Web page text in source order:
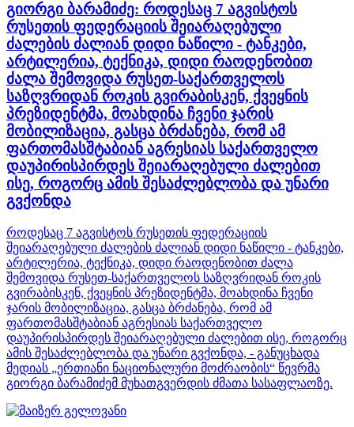
გიორგი ბარამიძე: როდესაც 7 აგვისტოს
რუსეთის ფედერაციის შეიარაღებული
ძალების ძალიან დიდი ნაწილი - ტანკები,
არტილერია, ტექნიკა, დიდი რაოდენობით
ძალა შემოვიდა რუსეთ-საქართველოს
საზღვრიდან როკის გვირაბისკენ, ქვეყნის
პრეზიდენტმა, მოახდინა ჩვენი ჯარის
მობილიზაცია, გასცა ბრძანება, რომ ამ
ფართომასშტაბიან აგრესიას საქართველო
დაუპირისპირდეს შეიარაღებული ძალებით
ისე, როგორც ამის შესაძლებლობა და უნარი
გვქონდა
როდესაც 7 აგვისტოს რუსეთის ფედერაციის
შეიარაღებული ძალების ძალიან დიდი ნაწილი - ტანკები,
არტილერია, ტექნიკა, დიდი რაოდენობით ძალა
შემოვიდა რუსეთ-საქართველოს საზღვრიდან როკის
გვირაბისკენ, ქვეყნის პრეზიდენტმა, მოახდინა ჩვენი
ჯარის მობილიზაცია, გასცა ბრძანება, რომ ამ
ფართომასშტაბიან აგრესიას საქართველო
დაუპირისპირდეს შეიარაღებული ძალებით ისე, როგორც
ამის შესაძლებლობა და უნარი გვქონდა, - განუცხადა
მედიას „ერთიანი ნაციონალური მოძრაობის“ წევრმა
გიორგი ბარამიძემ მუხათგვერდის ძმათა სასაფლაოზე.